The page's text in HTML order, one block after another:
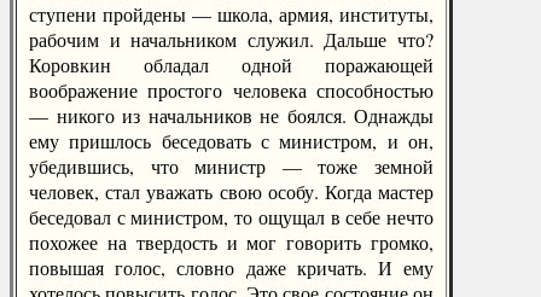
ступени пройдены — школа, армия, институты,
рабочим и начальником служил. Дальше что?
Коровкин обладал одной поражающей
воображение простого человека способностью
— никого из начальников не боялся. Однажды
ему пришлось беседовать с министром, и он,
убедившись, что министр — тоже земной
человек, стал уважать свою особу. Когда мастер
беседовал с министром, то ощущал в себе нечто
похожее на твердость и мог говорить громко,
повышая голос, словно даже кричать. И ему